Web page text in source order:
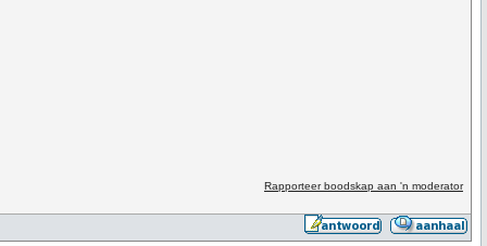
Rapporteer boodskap aan 'n moderator